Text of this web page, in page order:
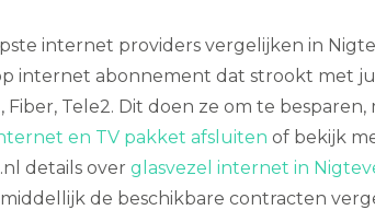
internet providers vergelijken in
internet abonnement dat strookt met
Fiber, Tele2. Dit doen ze om te
en TV pakket afsluiten of bekijk
details over glasvezel internet in
de beschikbare contracten